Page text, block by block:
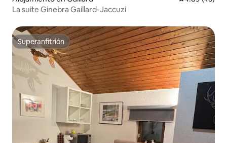
La suite Ginebra Gaillard-Jaccuzi
Superanfitrión
Superanfitrión